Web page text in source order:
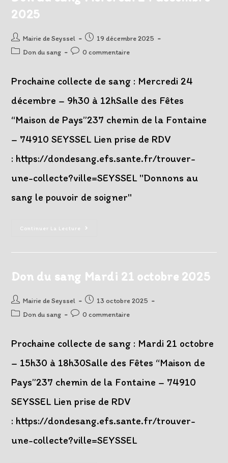
2025
Auteur/autrice
de
Mairie de Seyssel
Post
published:
19 décembre 2025
PostDon du sang
Post0 commentaire
Prochaine collecte de sang : Mercredi 24
décembre – 9h30 à 12hSalle des Fêtes
“Maison de Pays”237 chemin de la Fontaine
– 74910 SEYSSEL Lien prise de RDV
: https://dondesang.efs.sante.fr/trouver-
une-collecte?ville=SEYSSEL "Donnons au
sang le pouvoir de soigner"
Continuer La Lecture
Don
2025
Don du sang Mardi 21 octobre 2025
Auteur/autrice
de
Mairie de Seyssel
Post
published:
13 octobre 2025
PostDon du sang
Post0 commentaire
Prochaine collecte de sang : Mardi 21 octobre
– 15h30 à 18h30Salle des Fêtes “Maison de
Pays”237 chemin de la Fontaine – 74910
SEYSSEL Lien prise de RDV
: https://dondesang.efs.sante.fr/trouver-
une-collecte?ville=SEYSSEL